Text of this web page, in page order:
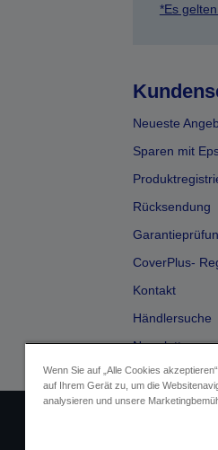
*Es
Neueste
Sparen mit
Rücksendung
CoverPlus-
Kontakt
Händlersuche
Newsletter
Wenn Sie auf „Alle Cookies
auf Ihrem Gerät zu, um die
analysieren und unsere